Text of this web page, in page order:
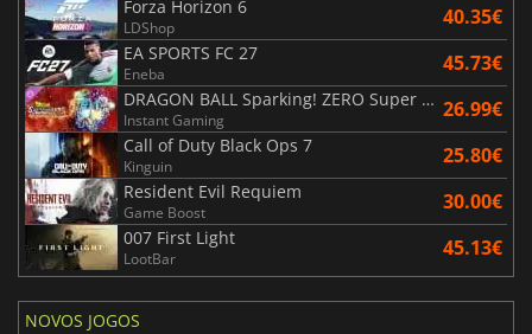
Forza Horizon 6
LDShop 40.35€
EA SPORTS FC 27
Eneba 45.73€
DRAGON BALL Sparking! ZERO Super Limit Breaking NEO
Instant Gaming 26.99€
Call of Duty Black Ops 7
Kinguin 25.80€
Resident Evil Requiem
Game Boost 30.00€
007 First Light
LootBar 45.13€
NOVOS JOGOS